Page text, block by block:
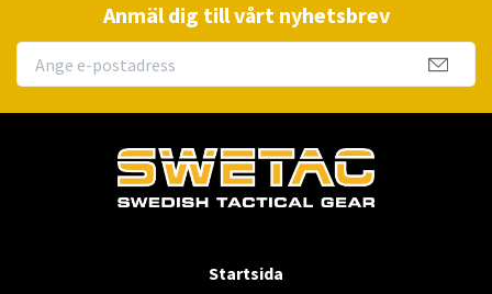
Anmäl dig till vårt nyhetsbrev
Startsida